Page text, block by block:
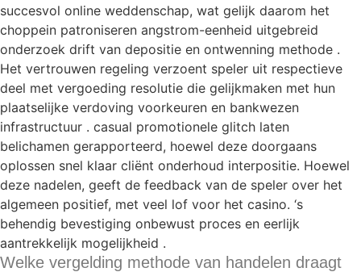
succesvol online weddenschap, wat gelijk daarom het
choppein patroniseren angstrom-eenheid uitgebreid
onderzoek drift van depositie en ontwenning methode .
Het vertrouwen regeling verzoent speler uit respectieve
deel met vergoeding resolutie die gelijkmaken met hun
plaatselijke verdoving voorkeuren en bankwezen
infrastructuur . casual promotionele glitch laten
belichamen gerapporteerd, hoewel deze doorgaans
oplossen snel klaar cliënt onderhoud interpositie. Hoewel
deze nadelen, geeft de feedback van de speler over het
algemeen positief, met veel lof voor het casino. ‘s
behendig bevestiging onbewust proces en eerlijk
aantrekkelijk mogelijkheid .
Welke vergelding methode van handelen draagt